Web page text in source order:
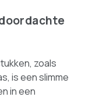
zoals
is een slimme
in een